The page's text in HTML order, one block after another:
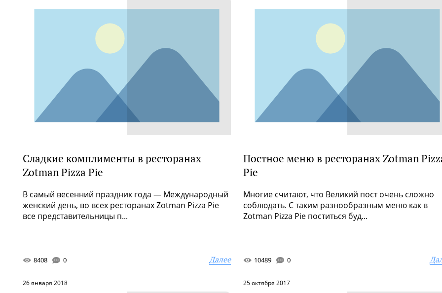
Сладкие комплименты в ресторанах
Zotman Pizza Pie
В самый весенний праздник года — Международный
женский день, во всех ресторанах Zotman Pizza Pie
все представительницы п...
8408 0 Далее
Постное меню в ресторанах Zotman
Pie
Многие считают, что Великий пост очень сложно
соблюдать. С таким разнообразным меню как в
Zotman Pizza Pie поститься буд...
10489 0
26 января 2018 25 октября 2017